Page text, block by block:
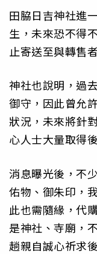
田脇日吉神社進
生，未來恐不得
止寄送至與轉售
神社也說明，過
御守，因此曾允
狀況，未來將針
心人士大量取得
消息曝光後，不
佑物、御朱印，
此也需隨緣，代
是神社、寺廟，
趟親自誠心祈求